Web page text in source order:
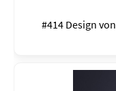
#414 Design von